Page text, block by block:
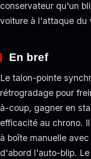
conservateur qu'un
voiture à l'attaque du
En bref
Le talon-pointe
rétrogradage pour
à-coup, gagner en
efficacité au chrono.
à boîte manuelle
d'abord l'auto-blip.